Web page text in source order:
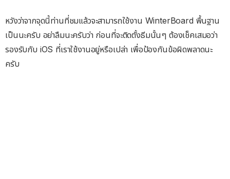
หวังว่าจากจุดนี้ท่านที่ชมแล้วจะสามารถใช้งาน WinterBoard พื้นฐาน
เป็นนะครับ อย่าลืมนะครับว่า ก่อนที่จะติดตั้งธีมนั้นๆ ต้องเช็คเสมอว่า
รองรับกับ iOS ที่เราใช้งานอยู่หรือเปล่า เพื่อป้องกันข้อผิดพลาดนะ
ครับ